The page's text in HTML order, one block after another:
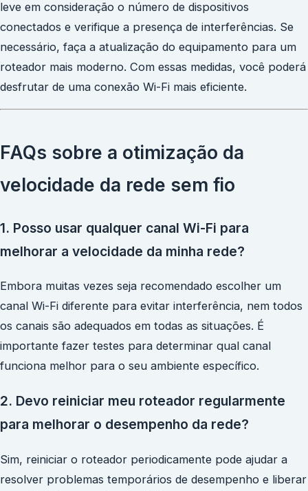
leve em consideração o número de dispositivos
conectados e verifique a presença de interferências. Se
necessário, faça a atualização do equipamento para um
roteador mais moderno. Com essas medidas, você poderá
desfrutar de uma conexão Wi-Fi mais eficiente.
FAQs sobre a otimização da
velocidade da rede sem fio
1. Posso usar qualquer canal Wi-Fi para
melhorar a velocidade da minha rede?
Embora muitas vezes seja recomendado escolher um
canal Wi-Fi diferente para evitar interferência, nem todos
os canais são adequados em todas as situações. É
importante fazer testes para determinar qual canal
funciona melhor para o seu ambiente específico.
2. Devo reiniciar meu roteador regularmente
para melhorar o desempenho da rede?
Sim, reiniciar o roteador periodicamente pode ajudar a
resolver problemas temporários de desempenho e liberar